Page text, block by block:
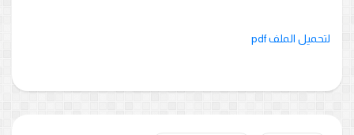
لتحميل الملف pdf